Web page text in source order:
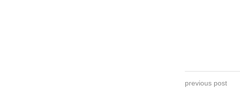
previous post